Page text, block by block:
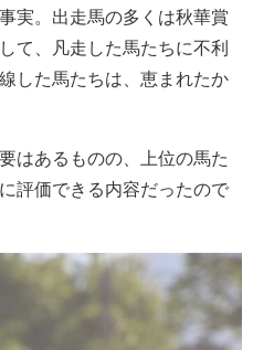
実。出走馬の多くは秋華賞
て、凡走した馬たちに不利
した馬たちは、恵まれたか
はあるものの、上位の馬た
評価できる内容だったので